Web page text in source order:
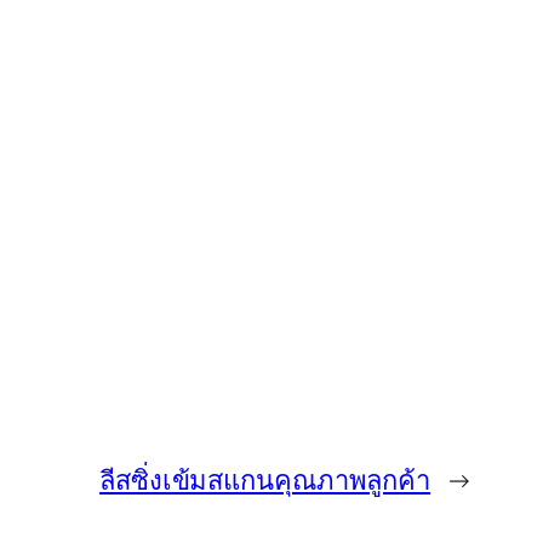
ลีสซิ่งเข้มสแกนคุณภาพลูกค้า →